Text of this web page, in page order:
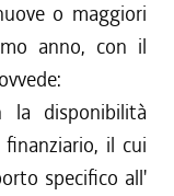
o maggiori
anno, con il
la disponibilità
il cui
specifico all'